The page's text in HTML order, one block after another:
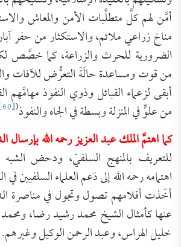
أمَّن لهم كلَّ متطلَّبات الأمن والمعاش
مناخ زراعي ملائم، والاستكثار من حفر آبار
الضرورية للحرث والزراعة، كما خصَّص
من قوت ومساعدة حالَةَ التعرُّض للآفات
أبقى لزعماء القبائل وذوي النفوذ مهامَّهم
من علوٍّ في المنزلة وبسطة في الجاه والنفوذ(
[60]
كما اهتمَّ الملك عبد العزيز رحمه الله بإرسال
للتعريف بالمنهج السلفيّ، ودحض الشبه
اهتمامه رحمه الله إلى دَعم العلماء السلفيين
أخَذت أقلامهم تصول وتجول في مناصرة
عنها كأمثال الشيخ محمد رشيد رضا،
خليل الهراس، وعبد الرحمن الوكيل وغيرهم.